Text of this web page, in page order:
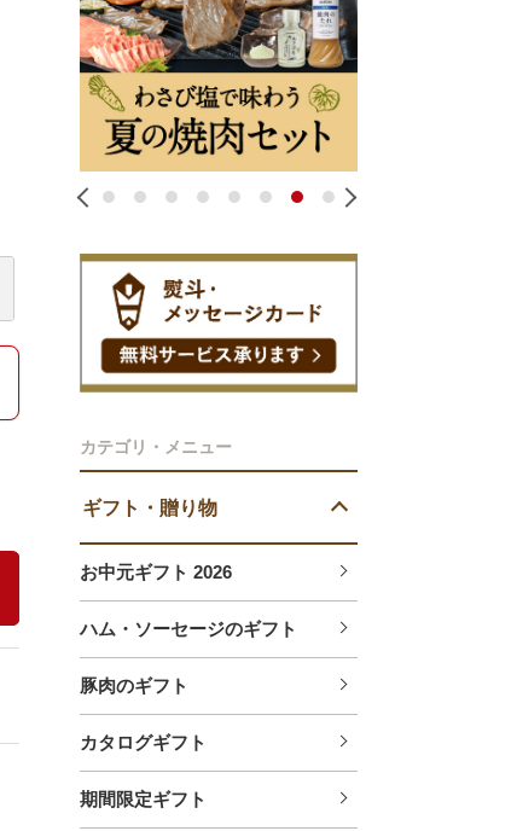
カテゴリ・メニュー
ギフト・贈り物
お中元ギフト 2026
ハム・ソーセージのギフト
豚肉のギフト
カタログギフト
期間限定ギフト